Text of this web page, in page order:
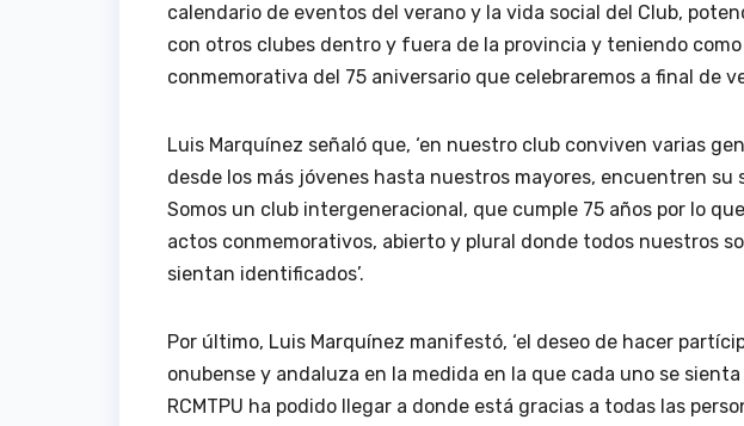
calendario de eventos del verano y la vida social del Club,
con otros clubes dentro y fuera de la provincia y teniendo
conmemorativa del 75 aniversario que celebraremos a final de
Luis Marquínez señaló que, ‘en nuestro club conviven varias
desde los más jóvenes hasta nuestros mayores, encuentren su
Somos un club intergeneracional, que cumple 75 años por lo
actos conmemorativos, abierto y plural donde todos nuestros
sientan identificados’.
Por último, Luis Marquínez manifestó, ‘el deseo de hacer
onubense y andaluza en la medida en la que cada uno se
RCMTPU ha podido llegar a donde está gracias a todas las